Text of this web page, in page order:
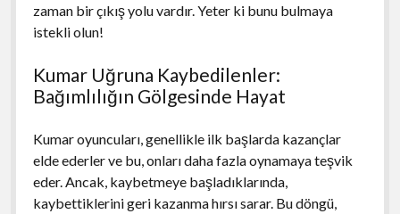
zaman bir çıkış yolu vardır. Yeter ki bunu bulmaya
istekli olun!
Kumar Uğruna Kaybedilenler:
Bağımlılığın Gölgesinde Hayat
Kumar oyuncuları, genellikle ilk başlarda kazançlar
elde ederler ve bu, onları daha fazla oynamaya teşvik
eder. Ancak, kaybetmeye başladıklarında,
kaybettiklerini geri kazanma hırsı sarar. Bu döngü,